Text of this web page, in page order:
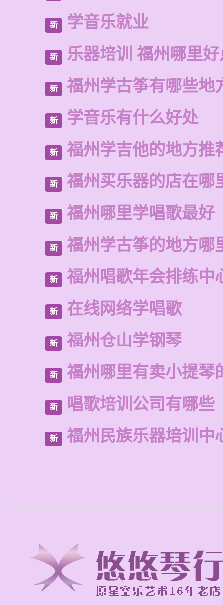
新 学音乐就业
新 乐器培训 福州哪里
新 福州学古筝有哪些地
新 学音乐有什么好处
新 福州学吉他的地方推
新 福州买乐器的店在哪
新 福州哪里学唱歌最好
新 福州学古筝的地方哪
新 福州唱歌年会排练中
新 在线网络学唱歌
新 福州仓山学钢琴
新 福州哪里有卖小提琴
新 唱歌培训公司有哪些
新 福州民族乐器培训中